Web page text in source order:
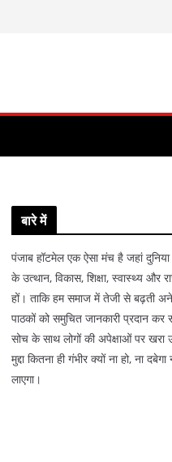
बारे में
पंजाब हॉटमेल एक ऐसा मंच है जहां
के उत्थान, विकास, शिक्षा, स्वास्थ्य और
हों। ताकि हम समाज में तेजी से बढ़ती
पाठकों को समुचित जानकारी प्रदान
सोच के साथ लोगों की अपेक्षाओं पर खरा
मुद्दा कितना ही गंभीर क्यों ना हो, ना
लाएगा।